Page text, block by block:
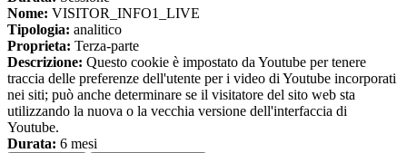
Nome: VISITOR_INFO1_LIVE
Tipologia: analitico
Proprieta: Terza-parte
Descrizione: Questo cookie è impostato da Youtube per tenere
traccia delle preferenze dell'utente per i video di Youtube incorporati
nei siti; può anche determinare se il visitatore del sito web sta
utilizzando la nuova o la vecchia versione dell'interfaccia di
Youtube.
Durata: 6 mesi